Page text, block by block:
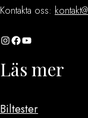
Kontakta oss:
InstagramFacebook YouTube
Läs mer
Biltester